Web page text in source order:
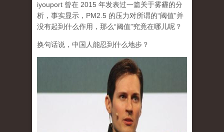
iyouport 曾在 2015 年发表过一篇关于雾霾的分
析，事实显示，PM2.5 的压力对所谓的“阈值”并
没有起到什么作用，那么“阈值”究竟在哪儿呢？
换句话说，中国人能忍到什么地步？